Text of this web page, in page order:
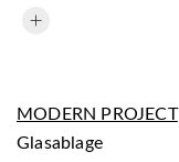
MODERN PROJECT
Glasablage